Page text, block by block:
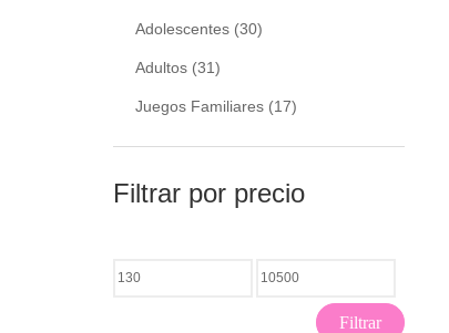
Adolescentes (30)
Adultos (31)
Juegos Familiares (17)
Filtrar por precio
Filtrar